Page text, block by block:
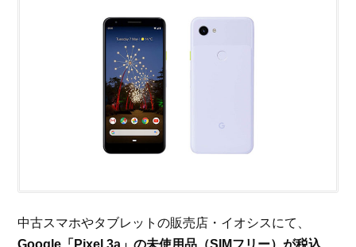
中古スマホやタブレットの販売店・イオシスにて、
Google「Pixel 3a」の未使用品（SIMフリー）が税込